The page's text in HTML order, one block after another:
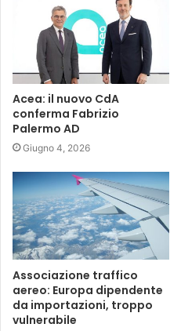
Acea: il nuovo CdA
conferma Fabrizio
Palermo AD
Giugno 4, 2026
Associazione traffico
aereo: Europa dipendente
da importazioni, troppo
vulnerabile